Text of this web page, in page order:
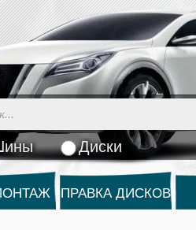
Диски
ПРАВКА ДИСКОВ